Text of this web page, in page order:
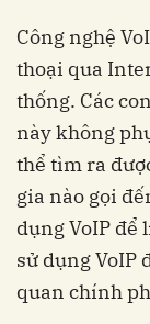
Công nghệ
thoại qua
thống. Các
này không
thể tìm ra
gia nào gọi
dụng VoIP để
sử dụng VoIP
quan chính